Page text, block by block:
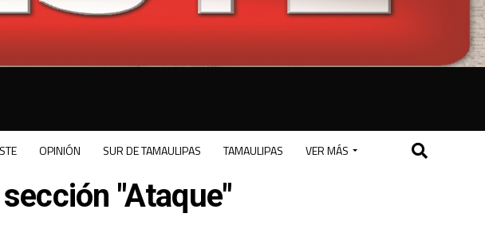
OPINIÓN SUR DE TAMAULIPAS TAMAULIPAS VER MÁS
"Ataque"